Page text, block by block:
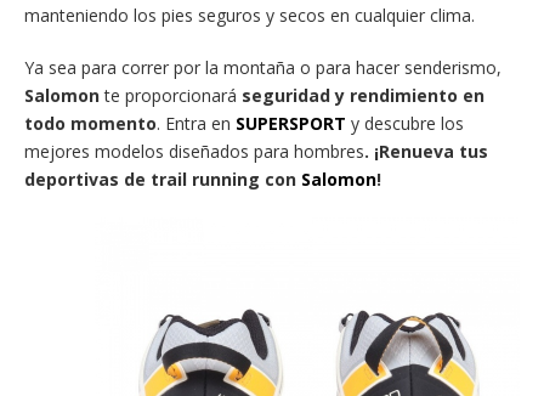
manteniendo los pies seguros y secos en cualquier clima.
Ya sea para correr por la montaña o para hacer senderismo,
Salomonte proporcionará seguridad y rendimiento en
todo momento. Entra en SUPERSPORT y descubre los
mejores modelos diseñados para hombres. ¡Renueva tus
deportivas de trail running con Salomon!